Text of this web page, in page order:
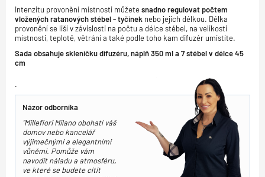
Intenzitu provonění místnosti můžetesnadno regulovat počtem
vložených ratanových stébel - tyčinek nebo jejich délkou. Délka
provonění se liší v závislosti na počtu a délce stébel, na velikosti
místnosti, teplotě, větrání a také podle toho kam difuzér umístíte.
Sada obsahuje skleničku difuzéru, náplň 350 ml a 7 stébel v délce 45
cm
.
Názor odborníka
"Millefiori Milano obohatí váš
domov nebo kancelář
výjimečnými a elegantními
vůněmi. Pomůže vám
navodit náladu a atmosféru,
ve které se budete cítít